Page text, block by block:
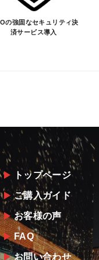
の強固なセキュリティ決
済サービス導入
トップページ
ご購入ガイド
お客様の声
FAQ
お問い合わせ